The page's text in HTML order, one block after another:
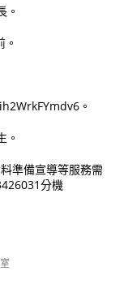
。
。
。
準備宣導等服務需
分機